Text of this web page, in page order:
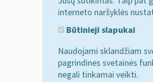
interneto naršyklės
Būtinieji slapukai
Naudojami sklandžiam
pagrindines svetainės
negali tinkamai veikti.